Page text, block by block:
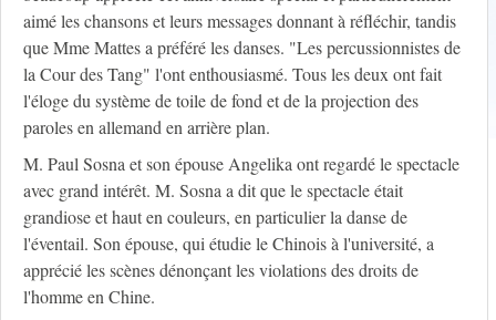
aimé les chansons et leurs messages donnant à réfléchir, tandis
que Mme Mattes a préféré les danses. "Les percussionnistes de
la Cour des Tang" l'ont enthousiasmé. Tous les deux ont fait
l'éloge du système de toile de fond et de la projection des
paroles en allemand en arrière plan.
M. Paul Sosna et son épouse Angelika ont regardé le spectacle
avec grand intérêt. M. Sosna a dit que le spectacle était
grandiose et haut en couleurs, en particulier la danse de
l'éventail. Son épouse, qui étudie le Chinois à l'université, a
apprécié les scènes dénonçant les violations des droits de
l'homme en Chine.